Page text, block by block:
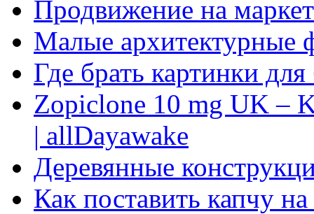
Продвижение на
Малые архитектурные
Где брать картинки
Zopiclone 10 mg UK –
| allDayawake
Деревянные
Как поставить капчу